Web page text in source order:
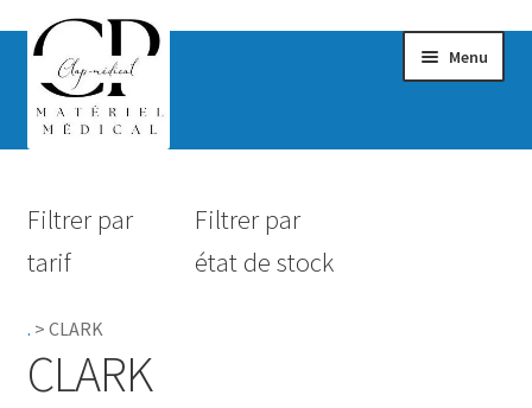
Menu
Hygiène
Filtrer par
tarif
Filtrer par
état de stock
. > CLARK
CLARK